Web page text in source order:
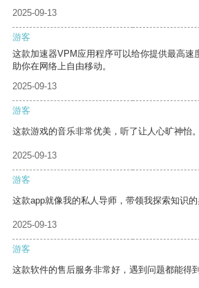
2025-09-13
游客
这款加速器VPM应用程序可以给你提供最高速
助你在网络上自由移动。
2025-09-13
游客
这款游戏的音乐非常优美，听了让人心旷神怡。
2025-09-13
游客
这款app就像我的私人导师，带领我探索知识的
2025-09-13
游客
这款软件的售后服务非常好，遇到问题都能得